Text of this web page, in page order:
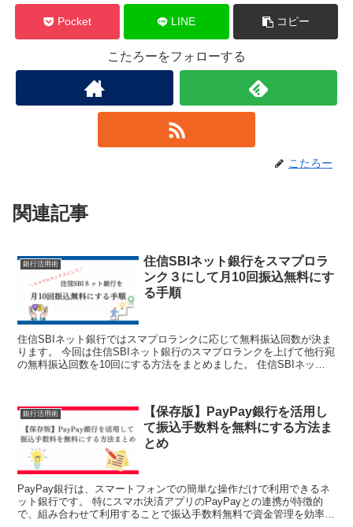
Pocket LINE コピー
こたろーをフォローする
こたろー
関連記事
銀行活用術
住信SBIネット銀行をスマプロラ
ンク３にして月10回振込無料にす
る手順
住信SBIネット銀行ではスマプロランクに応じて無料振込回数が決ま
ります。 今回は住信SBIネット銀行のスマプロランクを上げて他行宛
の無料振込回数を10回にする方法をまとめました。 住信SBIネット
銀行活用術
【保存版】PayPay銀行を活用し
て振込手数料を無料にする方法ま
とめ
PayPay銀行は、スマートフォンでの簡単な操作だけで利用できるネ
ット銀行です。 特にスマホ決済アプリのPayPayとの連携が特徴的
で、組み合わせて利用することで振込手数料無料で資金管理を効率よ